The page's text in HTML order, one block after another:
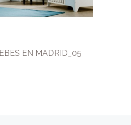
EN MADRID_05